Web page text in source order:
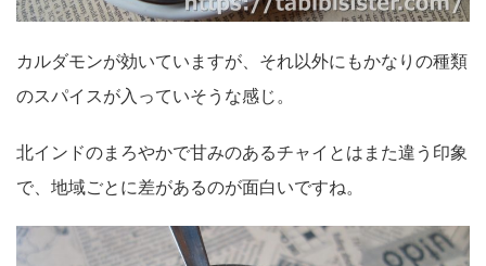
カルダモンが効いていますが、それ以外にもかなりの種類
のスパイスが入っていそうな感じ。
北インドのまろやかで甘みのあるチャイとはまた違う印象
で、地域ごとに差があるのが面白いですね。